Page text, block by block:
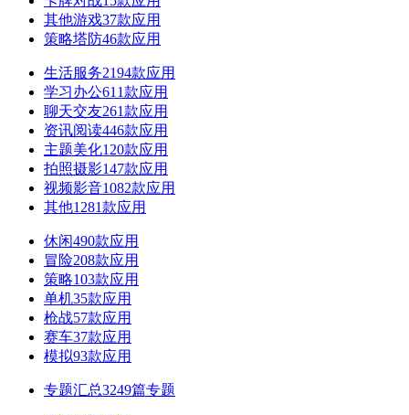
其他游戏37款应用
策略塔防46款应用
生活服务2194款应用
学习办公611款应用
聊天交友261款应用
资讯阅读446款应用
主题美化120款应用
拍照摄影147款应用
视频影音1082款应用
其他1281款应用
休闲490款应用
冒险208款应用
策略103款应用
单机35款应用
枪战57款应用
赛车37款应用
模拟93款应用
专题汇总3249篇专题